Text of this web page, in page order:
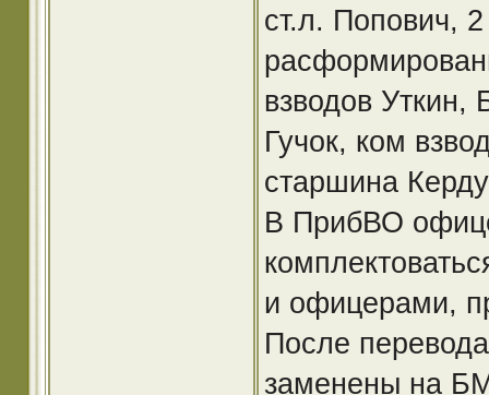
ст.л. Попович,
взводов
Гучок, ком
старшина
В ПрибВО
и офицерами,
После
заменены на